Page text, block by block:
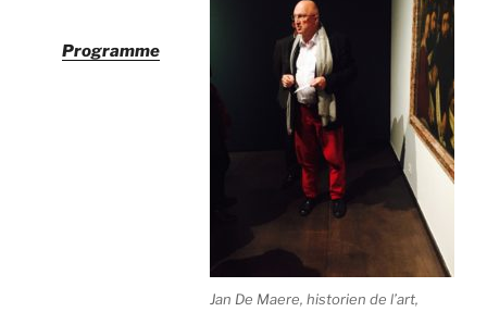
Jan De Maere, historien de l’art,
Programme